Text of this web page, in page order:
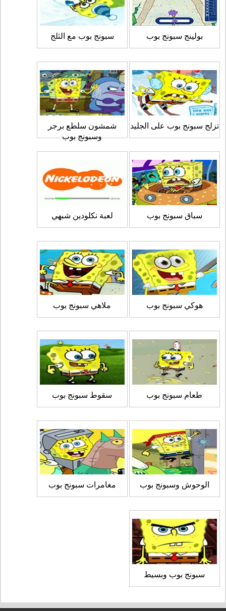
بولينج سبونج بوب سبونج بوب مع الثلج
تزلج سبونج بوب على الجليد
شمشون سلطع برجر
وسبونج بوب
سباق سبونج بوب لعبة نكلودين شبهي
هوكي سبونج بوب ملاهي سبونج بوب
طعام سبونج بوب سقوط سبونج بوب
الوحوش وسبونج بوب مغامرات سبونج بوب
سبونج بوب وبسيط